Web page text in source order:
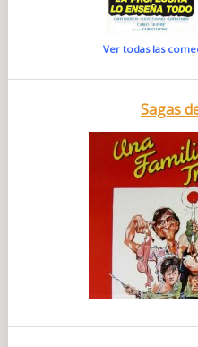
Ver todas las
Sagas